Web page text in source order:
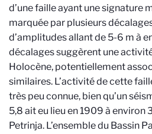
d’une faille ayant une signature
marquée par plusieurs
d’amplitudes allant de 5-6 m à
décalages suggèrent une
Holocène, potentiellement
similaires. L’activité de cette
très peu connue, bien qu’un
5,8 ait eu lieu en 1909 à environ
Petrinja. L’ensemble du Bassin